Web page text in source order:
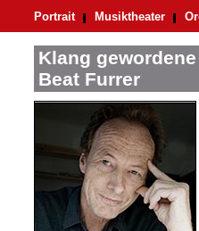
Portrait Musiktheater
Klang
Beat Furrer